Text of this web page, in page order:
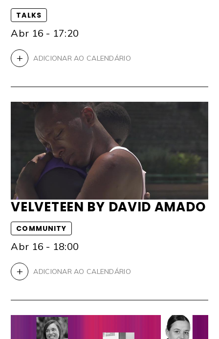
TALKS
Abr 16 - 17:20
+ ADICIONAR AO CALENDÁRIO
VELVETEEN BY DAVID AMADO
COMMUNITY
Abr 16 - 18:00
+ ADICIONAR AO CALENDÁRIO